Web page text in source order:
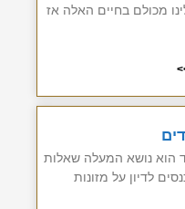
מכולם בחיים האלה אז
הוא נושא המעלה שאלות
לדיון על מזונות